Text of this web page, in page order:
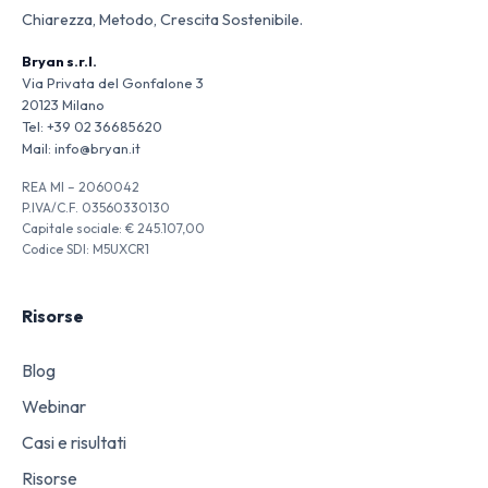
Chiarezza, Metodo, Crescita Sostenibile.
Bryan s.r.l.
Via Privata del Gonfalone 3
20123 Milano
Tel: +39 02 36685620
Mail: info@bryan.it
REA MI – 2060042
P.IVA/C.F. 03560330130
Capitale sociale: € 245.107,00
Codice SDI: M5UXCR1
Risorse
Blog
Webinar
Casi e risultati
Risorse